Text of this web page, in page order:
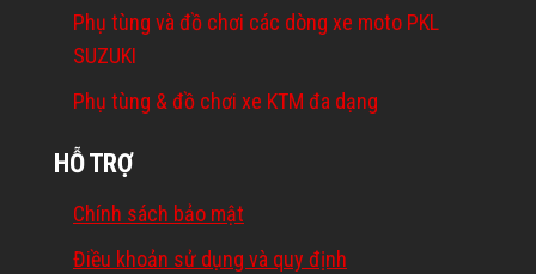
Phụ tùng và đồ chơi các dòng xe moto PKL
SUZUKI
Phụ tùng & đồ chơi xe KTM đa dạng
HỖ TRỢ
Chính sách bảo mật
Điều khoản sử dụng và quy định